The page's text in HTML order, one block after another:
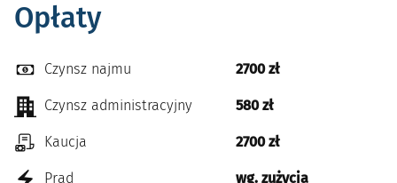
Opłaty
Czynsz najmu 2700 zł
Czynsz administracyjny 580 zł
Kaucja 2700 zł
Prąd wg. zużycia